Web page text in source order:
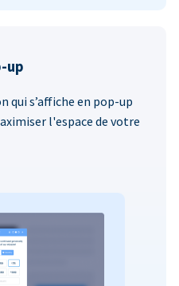
up
qui s’affiche en pop-up
l'espace de votre